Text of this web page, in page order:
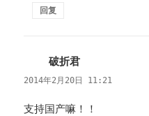
回复
破折君
道：
2014年2月20日 11:21
支持国产嘛！！